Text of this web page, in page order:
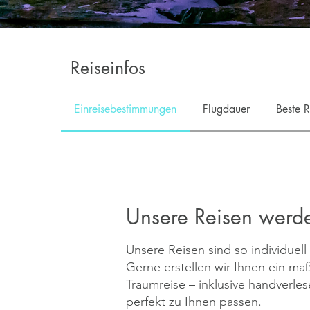
Reiseinfos
Einreisebestimmungen Flugdauer Beste
Unsere Reisen
Unsere Reisen sind so
Gerne erstellen wir Ihnen ein
Traumreise – inklusive
perfekt zu Ihnen passen.